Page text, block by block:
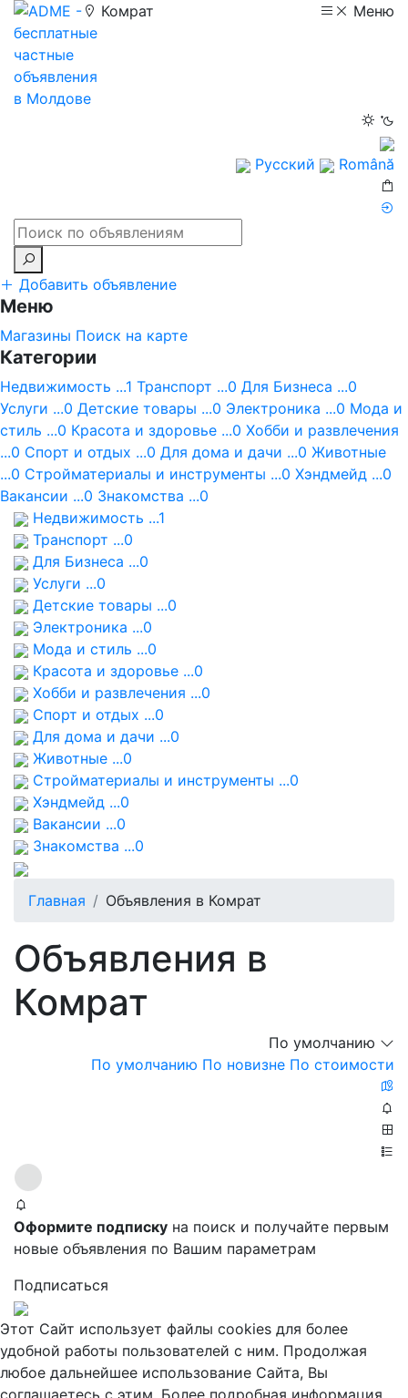
Комрат Меню
Русский Română
Добавить объявление
Меню
Магазины Поиск на карте
Категории
Недвижимость ...1 Транспорт ...0 Для Бизнеса ...0
Услуги ...0 Детские товары ...0 Электроника ...0 Мода и
стиль ...0 Красота и здоровье ...0 Хобби и развлечения
...0 Спорт и отдых ...0 Для дома и дачи ...0 Животные
...0 Стройматериалы и инструменты ...0 Хэндмейд ...0
Вакансии ...0 Знакомства ...0
Недвижимость ...1
Транспорт ...0
Для Бизнеса ...0
Услуги ...0
Детские товары ...0
Электроника ...0
Мода и стиль ...0
Красота и здоровье ...0
Хобби и развлечения ...0
Спорт и отдых ...0
Для дома и дачи ...0
Животные ...0
Стройматериалы и инструменты ...0
Хэндмейд ...0
Вакансии ...0
Знакомства ...0
Главная Объявления в Комрат
Объявления в
Комрат
По умолчанию
По умолчанию По новизне По стоимости
Оформите подписку на поиск и получайте первым
новые объявления по Вашим параметрам
Подписаться
Этот Сайт использует файлы cookies для более
удобной работы пользователей с ним. Продолжая
любое дальнейшее использование Сайта, Вы
соглашаетесь с этим. Более подробная информация